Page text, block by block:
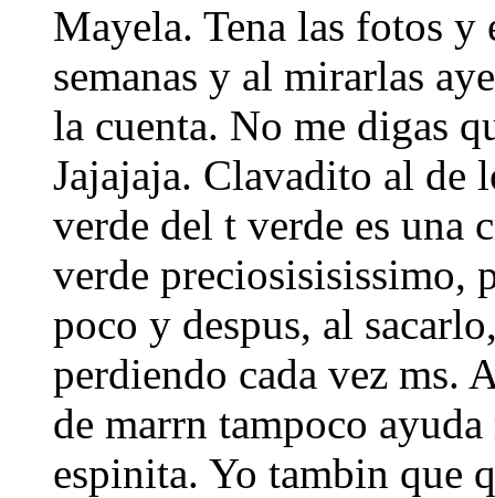
Mayela. Tena las fotos y
semanas y al mirarlas
la cuenta. No me digas
Jajajaja. Clavadito al de
verde del t verde es una
verde preciosisisissimo,
poco y despus, al
perdiendo cada vez ms.
de marrn tampoco
espinita. Yo tambin que